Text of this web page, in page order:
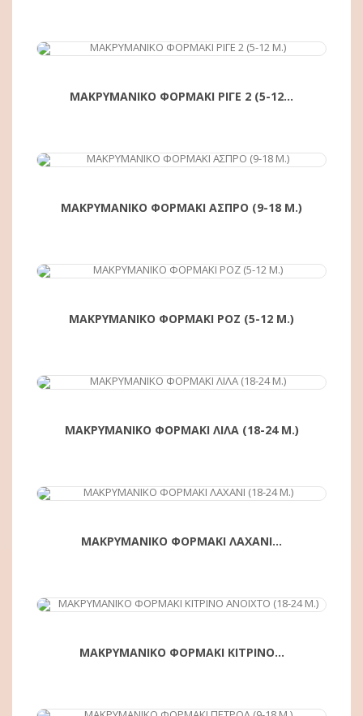
ΑΓΟΡΆ
ΜΑΚΡΥΜΑΝΙΚΟ ΦΟΡΜΑΚΙ ΡΙΓΕ 2 (5-12...
ΑΓΟΡΆ
ΜΑΚΡΥΜΑΝΙΚΟ ΦΟΡΜΑΚΙ ΑΣΠΡΟ (9-18 Μ.)
ΑΓΟΡΆ
ΜΑΚΡΥΜΑΝΙΚΟ ΦΟΡΜΑΚΙ ΡΟΖ (5-12 Μ.)
ΑΓΟΡΆ
ΜΑΚΡΥΜΑΝΙΚΟ ΦΟΡΜΑΚΙ ΛΙΛΑ (18-24 Μ.)
ΑΓΟΡΆ
ΜΑΚΡΥΜΑΝΙΚΟ ΦΟΡΜΑΚΙ ΛΑΧΑΝΙ...
ΑΓΟΡΆ
ΜΑΚΡΥΜΑΝΙΚΟ ΦΟΡΜΑΚΙ ΚΙΤΡΙΝΟ...
ΑΓΟΡΆ